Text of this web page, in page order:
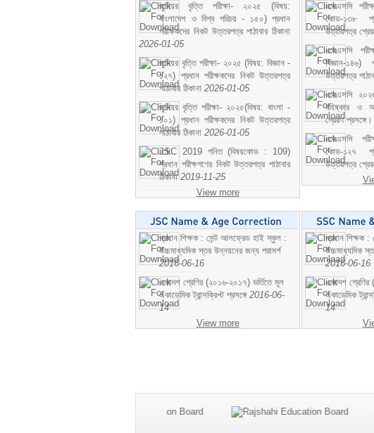
জুনিয়র বৃত্তি পরীক্ষা- ২০২৫ (বিষয়:
বাংলাদেশ ও বিশ্ব পরিচয় - ১৫০) প্রধান
পরীক্ষকদের নিকট উত্তরপত্র পাঠাবার ঠিকানা
2026-01-05
জুনিয়র বৃত্তি পরীক্ষা- ২০২৫ (বিষয়: বিজ্ঞান -
১২৭) প্রধান পরীক্ষকদের নিকট উত্তরপত্র
পাঠাবার ঠিকানা 2026-01-05
জুনিয়র বৃত্তি পরীক্ষা- ২০২৫(বিষয়: বাংলা -
১০১) প্রধান পরীক্ষকদের নিকট উত্তরপত্র
পাঠাবার ঠিকানা 2026-01-05
JSC 2019 গনিত (বিষয়কোড : 109)
প্রধান পরীক্ষগণের নিকট উত্তরপত্র পাঠাবার
ঠিকানা2019-11-25
View more
এসএসসি
কোড-১৩৮
উত্তরপত্র
এসএসসি
বিজ্ঞান-১৪৬)
উত্তরপত্র
এসএসসি ২০২৬
বহিষ্কার ও
প্রেরণ প্রসঙ্গে।
এসএসসি
কোড-১২৭
উত্তরপত্র
প্রধান শিক্ষক : সেন্ট আলফ্রেড হাই স্কুল :
উচ্চমাধ্যমিক স্তর উন্নয়নের জন্য পরামর্শ
2016-06-16
একাদশ শ্রেণির (২০১৬-২০১৭) ভর্তিতে মূল
একাডেমিক ট্রান্সক্রিপ্ট প্রসঙ্গে 2016-06-
14
View more
প্রধান শিক্ষক
উচ্চমাধ্যমিক
2016-06-16
একাদশ
একাডেমিক
14